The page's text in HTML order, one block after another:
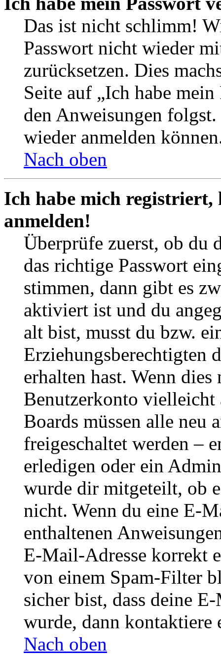
Das ist nicht schlimm!
Passwort nicht wieder
zurücksetzen. Dies
Seite auf „Ich habe
den Anweisungen
wieder anmelden
Nach oben
Ich habe mich
anmelden!
Überprüfe zuerst, ob du
das richtige Passwort
stimmen, dann gibt es
aktiviert ist und du
alt bist, musst du bzw.
Erziehungsberechtigten
erhalten hast. Wenn
Benutzerkonto
Boards müssen alle neu
freigeschaltet werden –
erledigen oder ein
wurde dir mitgeteilt, ob
nicht. Wenn du eine E-
enthaltenen
E-Mail-Adresse korrekt
von einem Spam-Filter
sicher bist, dass deine
wurde, dann kontaktiere
Nach oben